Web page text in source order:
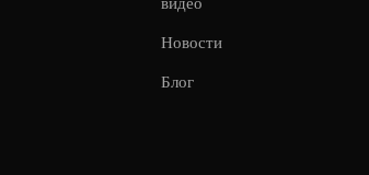
Новости
Блог